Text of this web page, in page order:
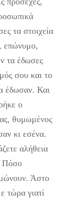
τα στοιχεία
επώνυμο,
τα έδωσες
σου και το
έδωσαν. Και
ο
θυμωμένος
κι εσένα.
αλήθεια
Πόσο
Άστο
τώρα γιατί